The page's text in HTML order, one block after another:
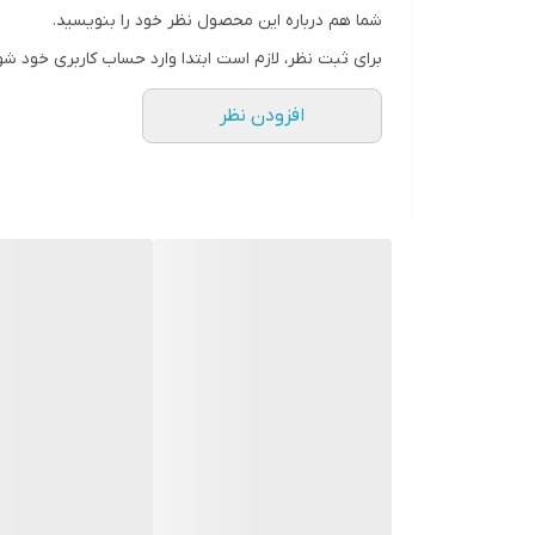
شما هم درباره این محصول نظر خود را بنویسید.
برای ثبت نظر، لازم است ابتدا وارد حساب کاربری خود
افزودن نظر